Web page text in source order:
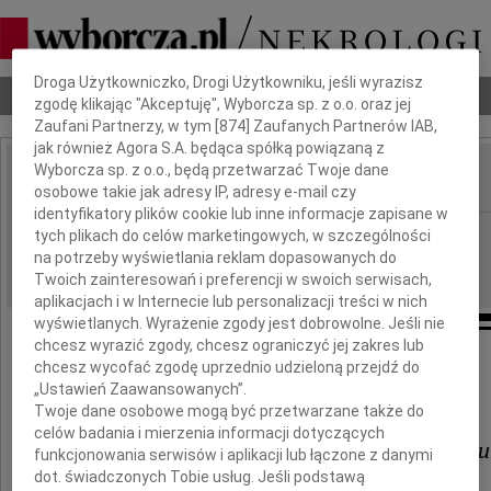
Nekrologi Odeszli Poradnik pogrzebowy
IMIĘ I NAZWISKO:
REGION: Warszawa
DATA EMISJI: 04.12.2010
Profesorowi
Mirosławowi Wyrzykowskiemu
Dbamy o Twoją prywatność
Droga Użytkowniczko, Drogi Użytkowniku, jeśli wyrazisz
zgodę klikając "Akceptuję", Wyborcza sp. z o.o. oraz jej
Zaufani Partnerzy, w tym [874 ] Zaufanych Partnerów IAB,
jak również Agora S.A. będąca spółką powiązaną z
Wyborcza sp. z o.o., będą przetwarzać Twoje dane
osobowe takie jak adresy IP, adresy e-mail czy
identyfikatory plików cookie lub inne informacje zapisane w
tych plikach do celów marketingowych, w szczególności
na potrzeby wyświetlania reklam dopasowanych do
Twoich zainteresowań i preferencji w swoich serwisach,
aplikacjach i w Internecie lub personalizacji treści w nich
wyświetlanych. Wyrażenie zgody jest dobrowolne. Jeśli nie
chcesz wyrazić zgody, chcesz ograniczyć jej zakres lub
chcesz wycofać zgodę uprzednio udzieloną przejdź do
„Ustawień Zaawansowanych”.
Twoje dane osobowe mogą być przetwarzane także do
celów badania i mierzenia informacji dotyczących
funkcjonowania serwisów i aplikacji lub łączone z danymi
dot. świadczonych Tobie usług. Jeśli podstawą